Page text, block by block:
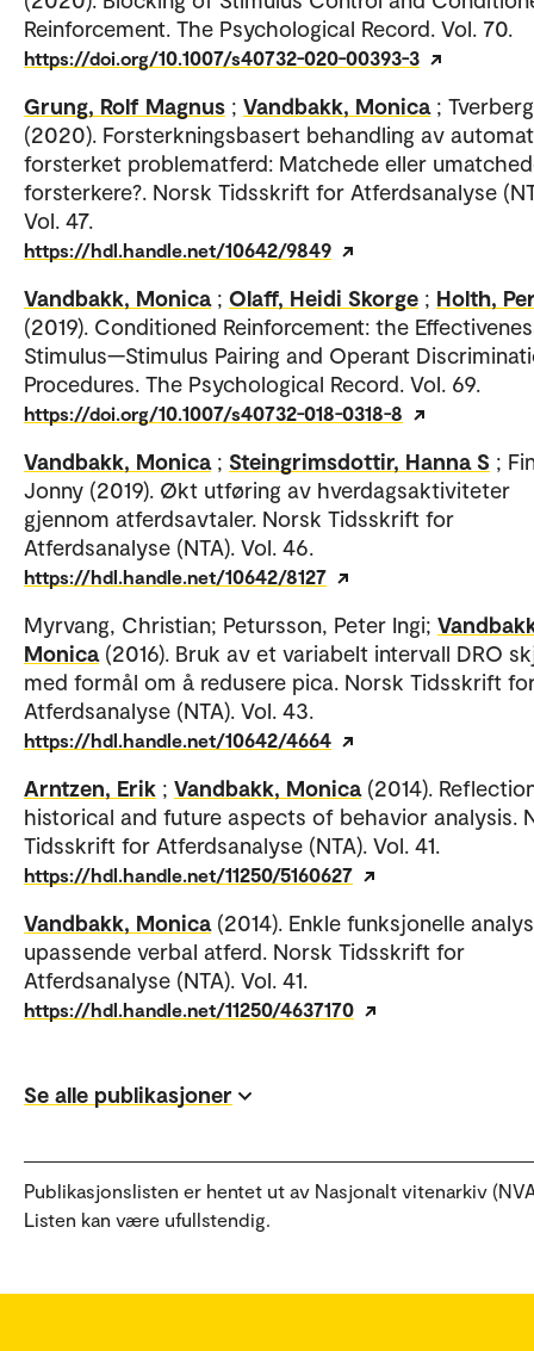
Reinforcement. The Psychological Record. Vol. 70.
https://doi.org/10.1007/s40732-020-00393-3
Grung, Rolf Magnus ; Vandbakk, Monica ;
(2020). Forsterkningsbasert behandling av
forsterket problematferd: Matchede eller
forsterkere?. Norsk Tidsskrift for Atferdsanalyse
Vol. 47.
https://hdl.handle.net/10642/9849
Vandbakk, Monica ; Olaff, Heidi Skorge ; Holth,
(2019). Conditioned Reinforcement: the
Stimulus—Stimulus Pairing and Operant
Procedures. The Psychological Record. Vol. 69.
https://doi.org/10.1007/s40732-018-0318-8
Vandbakk, Monica ; Steingrimsdottir, Hanna S ;
Jonny (2019). Økt utføring av hverdagsaktiviteter
gjennom atferdsavtaler. Norsk Tidsskrift for
Atferdsanalyse (NTA). Vol. 46.
https://hdl.handle.net/10642/8127
Myrvang, Christian; Petursson, Peter Ingi;
Monica (2016). Bruk av et variabelt intervall DRO
med formål om å redusere pica. Norsk Tidsskrift
Atferdsanalyse (NTA). Vol. 43.
https://hdl.handle.net/10642/4664
Arntzen, Erik ; Vandbakk, Monica (2014).
historical and future aspects of behavior analysis.
Tidsskrift for Atferdsanalyse (NTA). Vol. 41.
https://hdl.handle.net/11250/5160627
Vandbakk, Monica (2014). Enkle funksjonelle
upassende verbal atferd. Norsk Tidsskrift for
Atferdsanalyse (NTA). Vol. 41.
https://hdl.handle.net/11250/4637170
Se alle publikasjoner
Publikasjonslisten er hentet ut av Nasjonalt vitenarkiv
Listen kan være ufullstendig.